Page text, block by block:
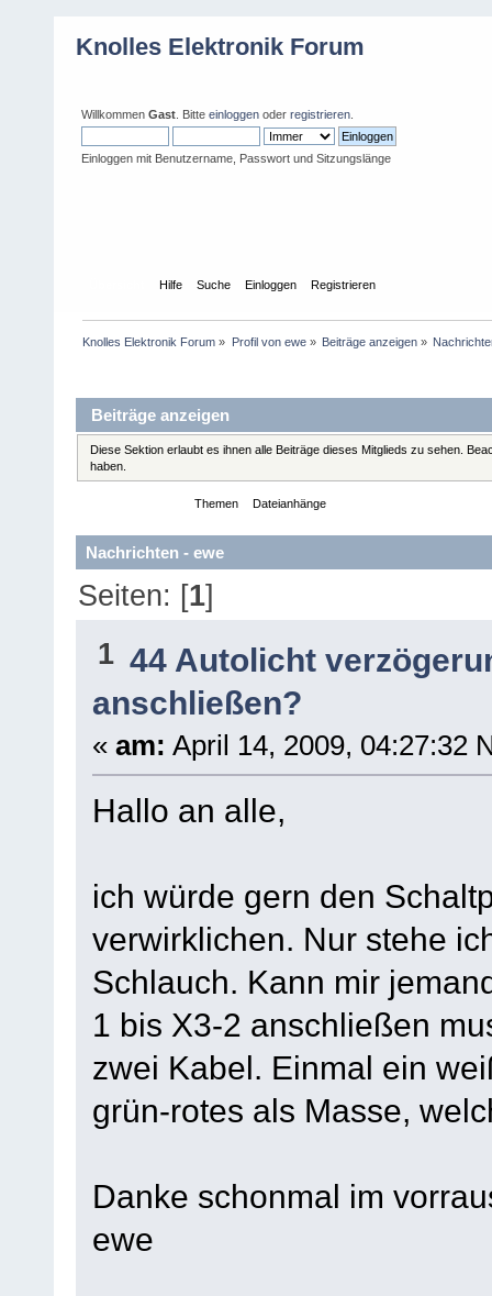
Knolles Elektronik Forum
Willkommen Gast . Bitte einloggen oder registrieren
Einloggen mit Benutzername, Passwort und Sitzungslänge
Hilfe Suche Einloggen Registrieren
Knolles Elektronik Forum » Profil von ewe» Beiträge anzeigen»
Beiträge anzeigen
Diese Sektion erlaubt es ihnen alle Beiträge dieses Mitglieds zu sehen.
haben.
Themen Dateianhänge
Nachrichten - ewe
Seiten: [1]
1 44 Autolicht
anschließen?
« am: April 14, 2009, 04:27:32
Hallo an alle,
ich würde gern den
verwirklichen. Nur stehe
Schlauch. Kann mir
1 bis X3-2 anschließen
zwei Kabel. Einmal ein
grün-rotes als Masse,
Danke schonmal im
ewe